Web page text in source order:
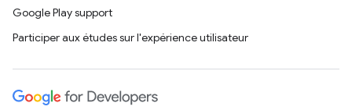
Google Play support
Participer aux études sur l'expérience utilisateur